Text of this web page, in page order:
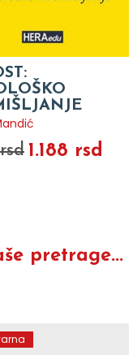
1.188 rsd
pretrage...